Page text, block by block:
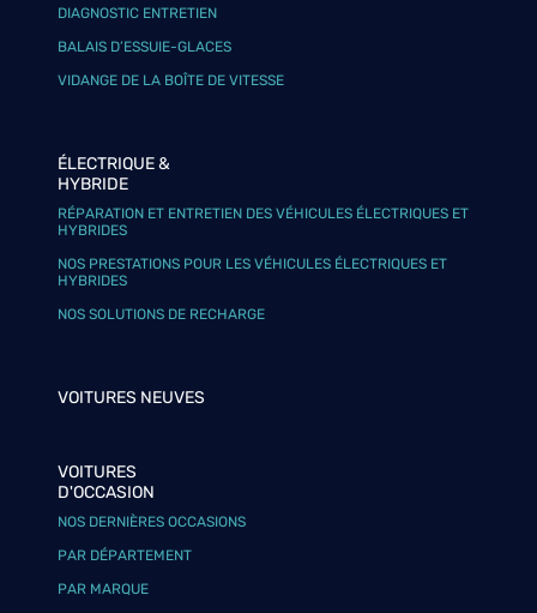
DIAGNOSTIC ENTRETIEN
BALAIS D’ESSUIE-GLACES
VIDANGE DE LA BOÎTE DE VITESSE
ÉLECTRIQUE &
HYBRIDE
RÉPARATION ET ENTRETIEN DES VÉHICULES ÉLECTRIQUES ET
HYBRIDES
NOS PRESTATIONS POUR LES VÉHICULES ÉLECTRIQUES ET
HYBRIDES
NOS SOLUTIONS DE RECHARGE
VOITURES NEUVES
VOITURES
D'OCCASION
NOS DERNIÈRES OCCASIONS
PAR DÉPARTEMENT
PAR MARQUE